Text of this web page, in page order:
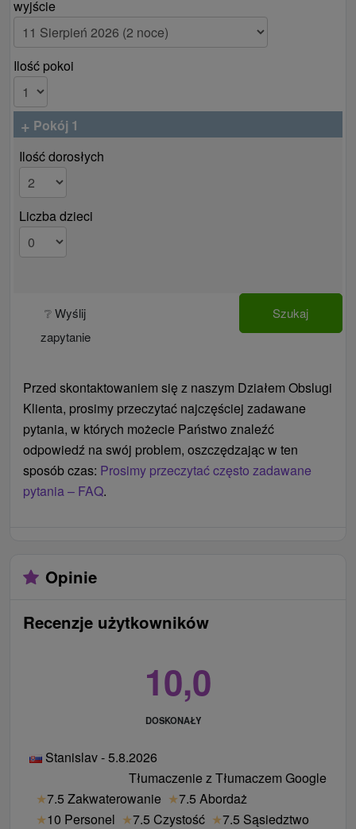
wyjście
Ilość pokoi
+ Pokój 1
Ilość dorosłych
Liczba dzieci
❔ Wyślij
zapytanie
Szukaj
Przed skontaktowaniem się z naszym Działem Obslugi
Klienta, prosimy przeczytać najczęściej zadawane
pytania, w których możecie Państwo znaleźć
odpowiedź na swój problem, oszczędzając w ten
sposób czas: Prosimy przeczytać często zadawane
pytania – FAQ.
Opinie
Recenzje użytkowników
10,0
DOSKONAŁY
Stanislav - 5.8.2026
Tłumaczenie z Tłumaczem Google
★7.5 Zakwaterowanie ★7.5 Abordaż
★10 Personel ★7.5 Czystość ★7.5 Sąsiedztwo